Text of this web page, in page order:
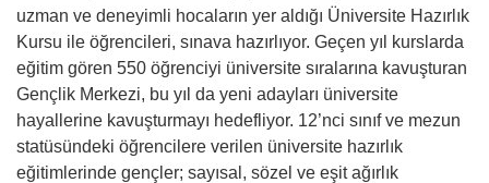
uzman ve deneyimli hocaların yer aldığı Üniversite Hazırlık
Kursu ile öğrencileri, sınava hazırlıyor. Geçen yıl kurslarda
eğitim gören 550 öğrenciyi üniversite sıralarına kavuşturan
Gençlik Merkezi, bu yıl da yeni adayları üniversite
hayallerine kavuşturmayı hedefliyor. 12’nci sınıf ve mezun
statüsündeki öğrencilere verilen üniversite hazırlık
eğitimlerinde gençler; sayısal, sözel ve eşit ağırlık